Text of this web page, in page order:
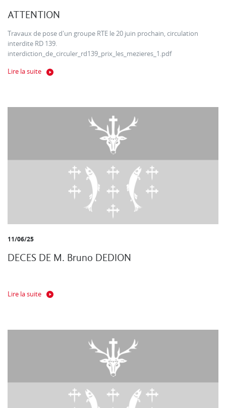
ATTENTION
Travaux de pose d'un groupe RTE le 20 juin prochain, circulation
interdite RD 139.
interdiction_de_circuler_rd139_prix_les_mezieres_1.pdf
Lire la suite
11/06/25
DECES DE M. Bruno DEDION
Lire la suite